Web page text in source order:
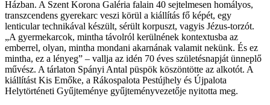
Házban. A Szent Korona Galéria falain 40 sejtelmesen homályos,
transzcendens gyerekarc veszi körül a kiállítás fő képét, egy
lenticular technikával készült, sérült korpuszt, vagyis Jézus-torzót.
„A gyermekarcok, mintha távolról kerülnének kontextusba az
emberrel, olyan, mintha mondani akarnának valamit nekünk. És ez
mintha, ez a lényeg” – vallja az idén 70 éves születésnapját ünneplő
művész. A tárlaton Spányi Antal püspök köszöntötte az alkotót. A
kiállítást Kis Emőke, a Rákospalota Pestújhely és Újpalota
Helytörténeti Gyűjteménye gyűjteményvezetője nyitotta meg.